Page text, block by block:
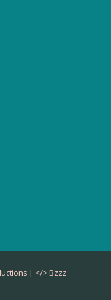
| </>Bzzz